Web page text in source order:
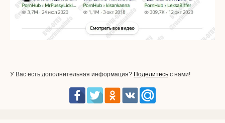
У Вас есть дополнительная информация? Поделитесь с нами!